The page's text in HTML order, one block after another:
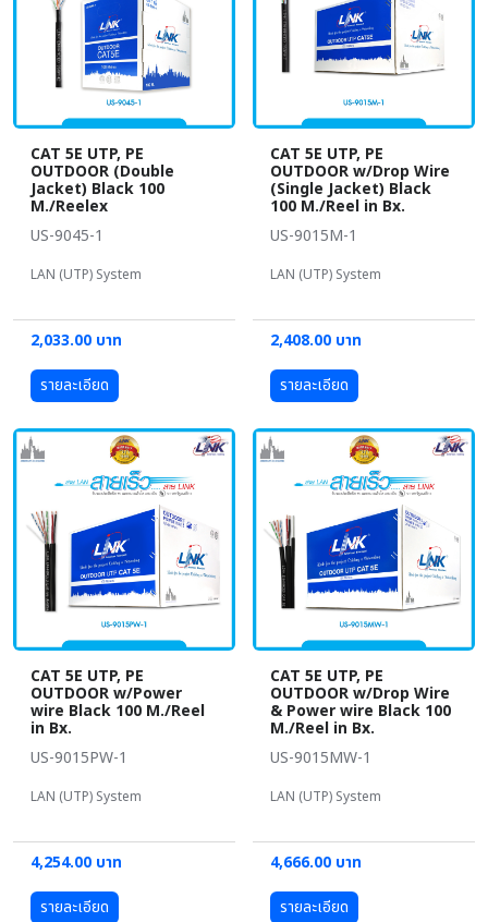
CAT 5E UTP, PE
OUTDOOR (Double
Jacket) Black 100
M./Reelex
US-9045-1
LAN (UTP) System
2,033.00 บาท
รายละเอียด
CAT 5E UTP, PE
OUTDOOR w/Drop Wire
(Single Jacket) Black
100 M./Reel in Bx.
US-9015M-1
LAN (UTP) System
2,408.00 บาท
รายละเอียด
CAT 5E UTP, PE
OUTDOOR w/Power
wire Black 100 M./Reel
in Bx.
US-9015PW-1
LAN (UTP) System
4,254.00 บาท
รายละเอียด
CAT 5E UTP, PE
OUTDOOR w/Drop Wire
& Power wire Black 100
M./Reel in Bx.
US-9015MW-1
LAN (UTP) System
4,666.00 บาท
รายละเอียด